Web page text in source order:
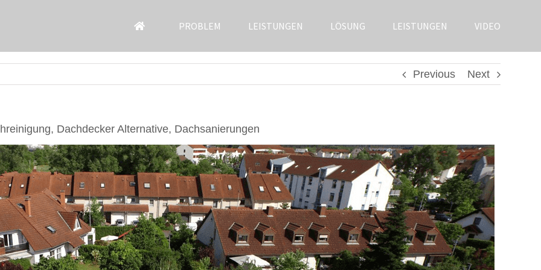
PROBLEM LEISTUNGEN LÖSUNG LEISTUNGEN VIDEO
Previous Next
Dachdecker Alternative, Dachsanierungen